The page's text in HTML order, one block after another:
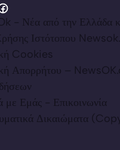
- Νέα από την Ελλάδα
Ιστότοπου
Cookies
Απορρήτου –
με Εμάς - Επικοινωνία
Δικαιώματα